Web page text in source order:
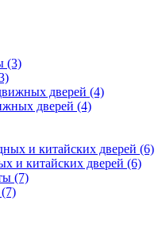
дверей (4)
и китайских дверей (6)